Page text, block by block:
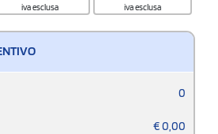
iva esclusa iva esclusa
0
€0,00